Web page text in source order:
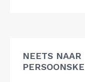
NEETS NAAR